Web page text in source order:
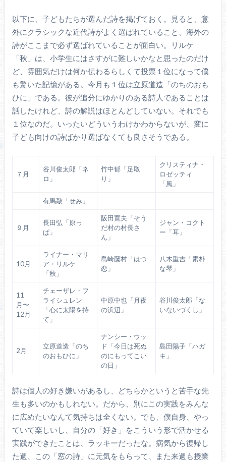
以下に、子どもたちが選んだ詩を掲げておく。見ると、意
外にクラシックな近代詩がよく選ばれていること、海外の
詩がここまで必ず選ばれていることが面白い。リルケ
「秋」は、小学生にはさすがに難しいかなと思ったのだけ
ど、雰囲気だけは何か伝わるらしくて投票１位になって僕
も驚いた記憶がある。今月も１位は立原道造「のちのおも
ひに」である。彼が追分にゆかりのある詩人であることは
話したけれど、詩の解説はほとんどしていない。それでも
１位なのだ。いったいどういうわけかわからないが、変に
子ども向けの詩ばかり選ばなくても良さそうである。
７月
谷川俊太郎「ネ
ロ」
竹中郁「足取
り」
クリスティナ・
ロゼッティ
「風」
有馬敲「せみ」
９月
長田弘「原っ
ぱ」
阪田寛夫「そう
だ村の村長さ
ん」
ジャン・コクト
ー「耳」
10月
ライナー・マリ
ア・リルケ
「秋」
島崎藤村「はつ
恋」
八木重吉「素朴
な琴」
11
月〜
12月
チェーザレ・フ
ライシュレン
「心に太陽を持
て」
中原中也「月夜
の浜辺」
谷川俊太郎「な
いないづくし」
2月
立原道造「のち
のおもひに」
ナンシー・ウッ
ド「今日は死ぬ
のにもってこい
の日」
島田陽子「ハガ
キ」
詩は個人の好き嫌いがあるし、どちらかというと苦手な先
生も多いのかもしれない。だから、別にこの実践をみんな
に広めたいなんて気持ちは全くない。でも、僕自身、やっ
ていて楽しいし、自分の「好き」をこういう形で活かせる
実践ができたことは、ラッキーだったな。病気から復帰し
た週、この「窓の詩」に元気をもらって、また来週も授業